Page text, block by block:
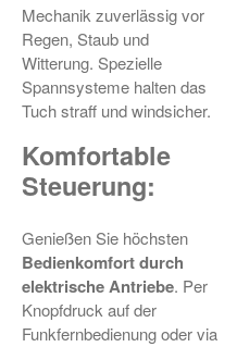
Mechanik zuverlässig vor
Regen, Staub und
Witterung. Spezielle
Spannsysteme halten das
Tuch straff und windsicher.
Komfortable
Steuerung:
Genießen Sie höchsten
Bedienkomfort durch
elektrische Antriebe. Per
Knopfdruck auf der
Funkfernbedienung oder via